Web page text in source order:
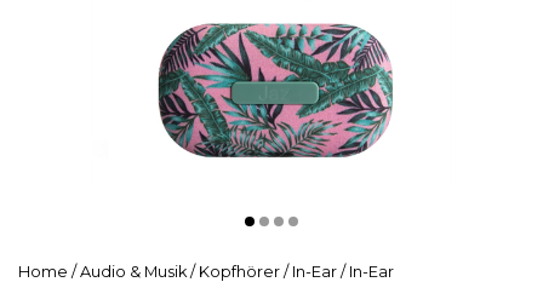
Home / Audio & Musik / Kopfhörer / In-Ear / In-Ear